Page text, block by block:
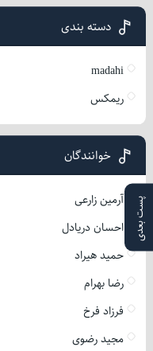
پست بعدی
دسته بندی
madahi
ریمکس
خوانندگان
آرمین زارعی
احسان دریادل
حمید هیراد
رضا بهرام
فرزاد فرخ
مجید رضوی